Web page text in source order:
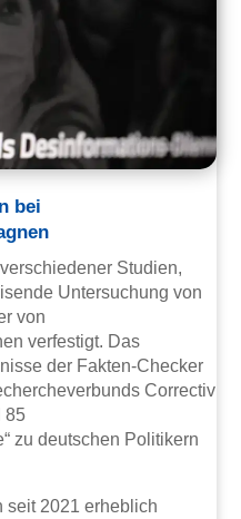
bei
Studien,
Untersuchung von
von
verfestigt. Das
der Fakten-Checker
Correctiv
85
zu deutschen Politikern
seit 2021 erheblich